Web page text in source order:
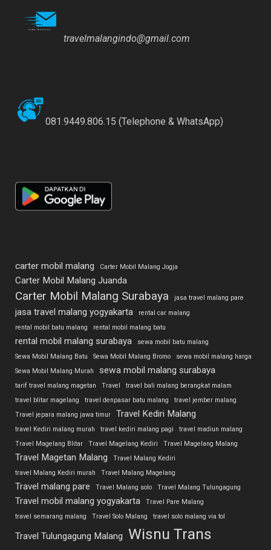
travelmalangindo@gmail.com
081.9449.806.15 (Telephone & WhatsApp)
carter mobil malang Carter Mobil Malang Jogja
Carter Mobil Malang Juanda
Carter Mobil Malang Surabaya jasa travel malang pare
jasa travel malang yogyakarta
rental car malang
rental mobil batu malang
rental mobil malang batu
rental mobil malang surabaya
sewa mobil batu malang
Sewa Mobil Malang Batu
Sewa Mobil Malang Bromo
sewa mobil malang harga
Sewa Mobil Malang Murah
sewa mobil malang surabaya
tarif travel malang magetan Travel
travel bali malang berangkat malam
travel blitar magelang
travel denpasar batu malang
travel jember malang
Travel jepara malang jawa timur
Travel Kediri Malang
travel Kediri malang murah travel kediri malang pagi
travel madiun malang
Travel Magelang Blitar
Travel Magelang Kediri Travel Magelang Malang
Travel Magetan Malang
Travel Malang Kediri
travel Malang Kediri murah
Travel Malang Magelang
Travel malang pare Travel Malang solo Travel Malang Tulungagung
Travel mobil malang yogyakarta
Travel Pare Malang
travel semarang malang
Travel Solo Malang travel solo malang via tol
Travel Tulungagung Malang Wisnu Trans